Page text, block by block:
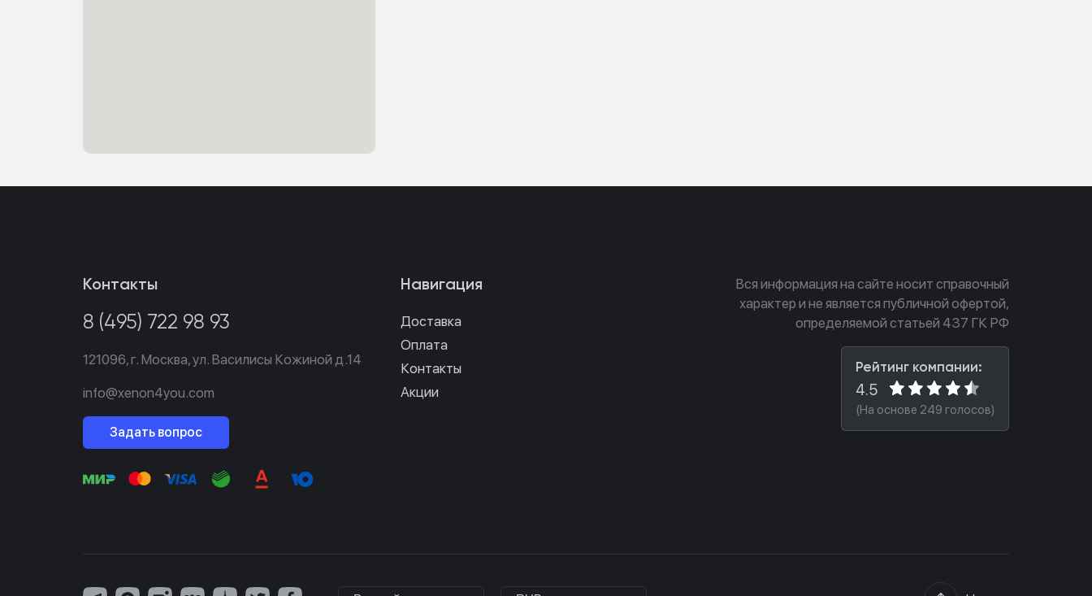
Контакты
8 (495) 722 98 93
121096,г. Москва,ул. Василисы Кожиной д.14
info@xenon4you.com
Задать вопрос
Навигация
Доставка
Оплата
Контакты
Акции
Вся информация на сайте носит справочный
характер и не является публичной офертой,
определяемой статьей 437 ГК РФ
Рейтинг компании:
4.5
(На основе 249 голосов)